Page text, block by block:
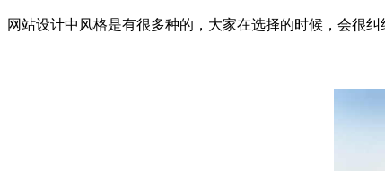
网站设计中风格是有很多种的，大家在选择的时候，会很